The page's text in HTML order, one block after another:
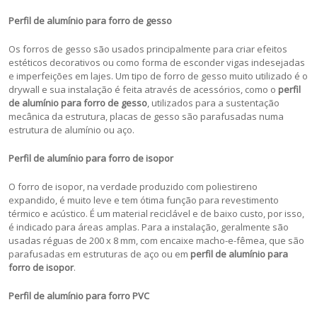
Perfil de alumínio para forro de gesso
Os forros de gesso são usados principalmente para criar efeitos
estéticos decorativos ou como forma de esconder vigas indesejadas
e imperfeições em lajes. Um tipo de forro de gesso muito utilizado é o
drywall e sua instalação é feita através de acessórios, como o perfil
de alumínio para forro de gesso, utilizados para a sustentação
mecânica da estrutura, placas de gesso são parafusadas numa
estrutura de alumínio ou aço.
Perfil de alumínio para forro de isopor
O forro de isopor, na verdade produzido com poliestireno
expandido, é muito leve e tem ótima função para revestimento
térmico e acústico. É um material reciclável e de baixo custo, por isso,
é indicado para áreas amplas. Para a instalação, geralmente são
usadas réguas de 200 x 8 mm, com encaixe macho-e-fêmea, que são
parafusadas em estruturas de aço ou em perfil de alumínio para
forro de isopor.
Perfil de alumínio para forro PVC